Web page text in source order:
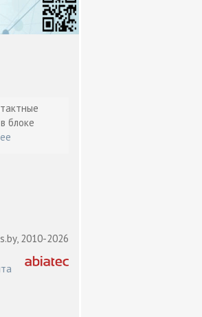
блоке
2010-2026